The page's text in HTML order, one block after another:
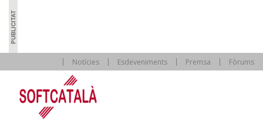
Notícies Esdeveniments Premsa Fòrums